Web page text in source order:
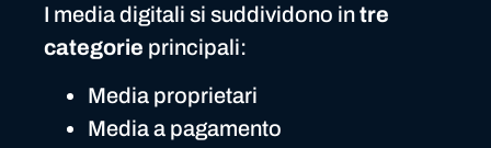
I media digitali si suddividono intre
categorie principali:
Media proprietari
Media a pagamento